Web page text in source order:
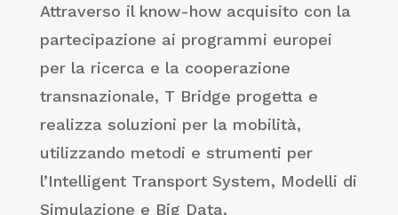
Attraverso il know-how acquisito con la
partecipazione ai programmi europei
per la ricerca e la cooperazione
transnazionale, T Bridge progetta e
realizza soluzioni per la mobilità,
utilizzando metodi e strumenti per
l’Intelligent Transport System, Modelli di
Simulazione e Big Data.